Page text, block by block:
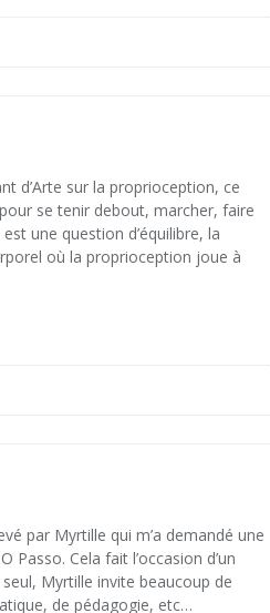
d’Arte sur la proprioception, ce
se tenir debout, marcher, faire
une question d’équilibre, la
où la proprioception joue à
par Myrtille qui m’a demandé une
Cela fait l’occasion d’un
Myrtille invite beaucoup de
de pédagogie, etc…